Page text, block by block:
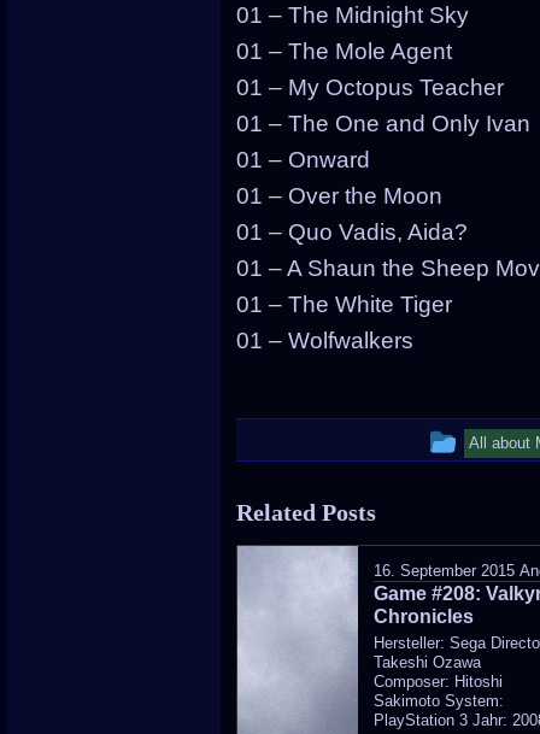
01 – The Midnight Sky
01 – The Mole Agent
01 – My Octopus Teacher
01 – The One and Only Ivan
01 – Onward
01 – Over the Moon
01 – Quo Vadis, Aida?
01 – A Shaun the Sheep
01 – The White Tiger
01 – Wolfwalkers
This
posted
in
All about
Related Posts
16. September 2015
Game #208:
Chronicles
Hersteller: Sega
Takeshi Ozawa
Composer: Hitoshi
Sakimoto System:
PlayStation 3 Jahr: